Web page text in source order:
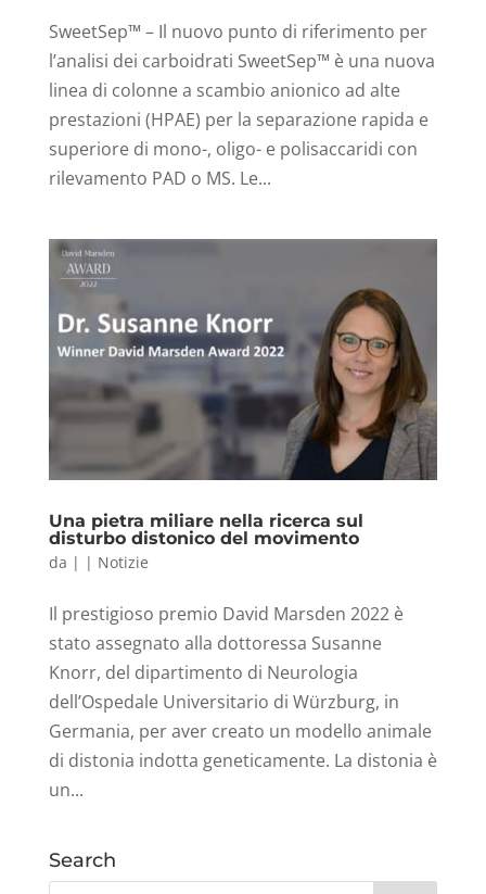
SweetSep™ – Il nuovo punto di riferimento per
l’analisi dei carboidrati SweetSep™ è una nuova
linea di colonne a scambio anionico ad alte
prestazioni (HPAE) per la separazione rapida e
superiore di mono-, oligo- e polisaccaridi con
rilevamento PAD o MS. Le...
Una pietra miliare nella ricerca sul
disturbo distonico del movimento
da | | Notizie
Il prestigioso premio David Marsden 2022 è
stato assegnato alla dottoressa Susanne
Knorr, del dipartimento di Neurologia
dell’Ospedale Universitario di Würzburg, in
Germania, per aver creato un modello animale
di distonia indotta geneticamente. La distonia è
un...
Search